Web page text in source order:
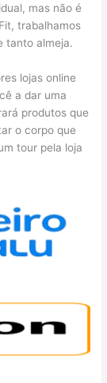
mas não é
trabalhamos
tanto almeja.
lojas online
a dar uma
produtos que
o corpo que
tour pela loja